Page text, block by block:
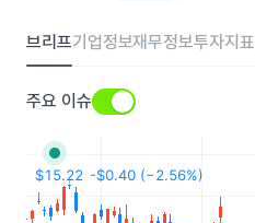
브리프기업정보재무정보투자지표
주요 이슈